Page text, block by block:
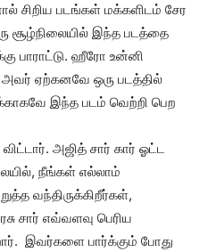
சிறிய படங்கள் மக்களிடம் சேர
சூழ்நிலையில் இந்த படத்தை
பாராட்டு. ஹீரோ உன்னி
அவர் ஏற்கனவே ஒரு படத்தில்
இந்த படம் வெற்றி பெற
அஜித் சார் கார் ஓட்ட
நீங்கள் எல்லாம்
வந்திருக்கிறீர்கள்,
சார் எவ்வளவு பெரிய
இவர்களை பார்க்கும் போது